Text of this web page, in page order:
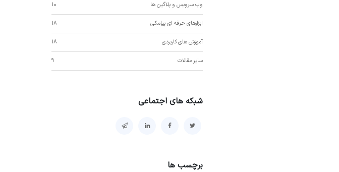
وب سرویس و پلاگین ها 10
ابزارهای حرفه ای پیامکی 18
آموزش های کاربردی 18
سایر مقالات 9
شبکه های اجتماعی
برچسب ها